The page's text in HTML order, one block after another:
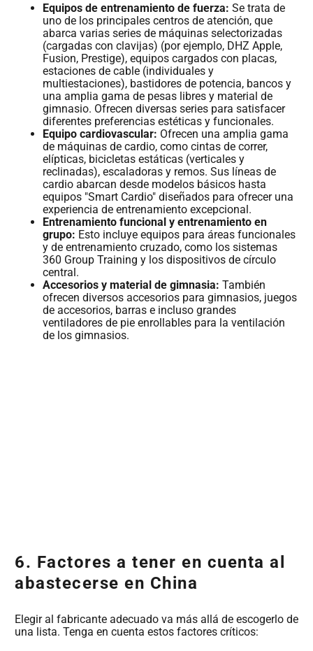
Equipos de entrenamiento de fuerza: Se trata de
uno de los principales centros de atención, que
abarca varias series de máquinas selectorizadas
(cargadas con clavijas) (por ejemplo, DHZ Apple,
Fusion, Prestige), equipos cargados con placas,
estaciones de cable (individuales y
multiestaciones), bastidores de potencia, bancos y
una amplia gama de pesas libres y material de
gimnasio. Ofrecen diversas series para satisfacer
diferentes preferencias estéticas y funcionales.
Equipo cardiovascular: Ofrecen una amplia gama
de máquinas de cardio, como cintas de correr,
elípticas, bicicletas estáticas (verticales y
reclinadas), escaladoras y remos. Sus líneas de
cardio abarcan desde modelos básicos hasta
equipos "Smart Cardio" diseñados para ofrecer una
experiencia de entrenamiento excepcional.
Entrenamiento funcional y entrenamiento en
grupo: Esto incluye equipos para áreas funcionales
y de entrenamiento cruzado, como los sistemas
360 Group Training y los dispositivos de círculo
central.
Accesorios y material de gimnasia: También
ofrecen diversos accesorios para gimnasios, juegos
de accesorios, barras e incluso grandes
ventiladores de pie enrollables para la ventilación
de los gimnasios.
6. Factores a tener en cuenta al
abastecerse en China
Elegir al fabricante adecuado va más allá de escogerlo de
una lista. Tenga en cuenta estos factores críticos: